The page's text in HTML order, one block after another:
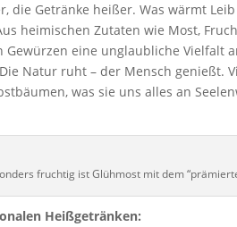
die Getränke heißer. Was wärmt
heimischen Zutaten wie Most,
eine unglaubliche Vielfalt
Natur ruht – der Mensch genießt.
was sie uns alles an
fruchtig ist Glühmost mit dem
Heißgetränken: